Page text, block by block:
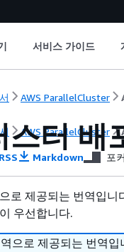
서비스 가이드
AWS ParallelCluster
AWS ParallelCluster
스터 배
RSS Markdown 포
로 제공되는 번역입
우선합니다.
으로 제공되는 번역